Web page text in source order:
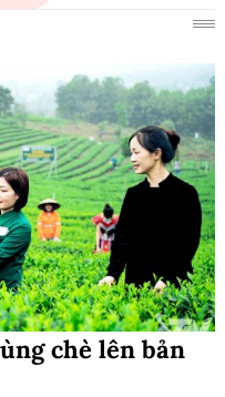
chè lên bản